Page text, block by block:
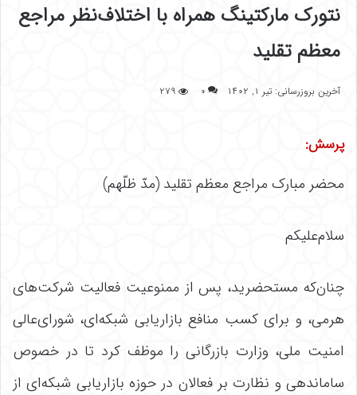
نتورک مارکتینگ همراه با اختلاف‌نظر مراجع
معظم تقلید
آخرین بروزرسانی: تیر ۱, ۱۴۰۲ ۰ ۲۷۹
پرسش:
محضر مبارک مراجع معظم تقلید (مدّ ظلّهم)
سلام‌علیکم
چنان‌که مستحضرید، پس از ممنوعیت فعالیت شرکت‌های
هرمی، و برای کسب منافع بازاریابی شبکه‌ای، شورای‌عالی
امنیت ملی، وزارت بازرگانی را موظف کرد تا در خصوص
ساماندهی و نظارت بر فعالان در حوزه بازاریابی شبکه‌ای از